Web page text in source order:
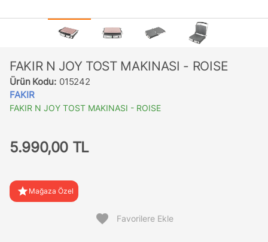
FAKIR N JOY TOST MAKINASI - ROISE
Ürün Kodu: 015242
FAKIR
FAKIR N JOY TOST MAKINASI - ROISE
5.990,00 TL
star Mağaza Özel
favorite Favorilere Ekle